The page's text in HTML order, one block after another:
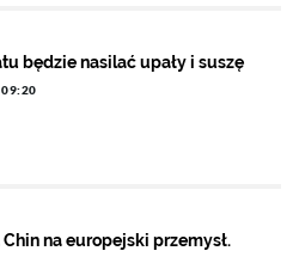
będzie nasilać upały i suszę
09:20
Chin na europejski przemysł.